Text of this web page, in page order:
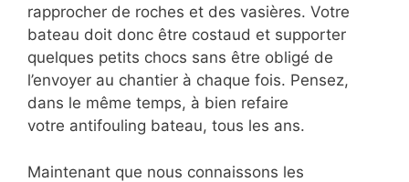
rapprocher de roches et des vasières. Votre
bateau doit donc être costaud et supporter
quelques petits chocs sans être obligé de
l’envoyer au chantier à chaque fois. Pensez,
dans le même temps, à bien refaire
votre antifouling bateau, tous les ans.
Maintenant que nous connaissons les